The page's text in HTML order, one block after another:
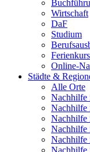
Wirtschaft
DaF
Studium
Online-
Städte &
Alle Orte
Nachhilfe
Nachhilfe
Nachhilfe
Nachhilfe
Nachhilfe
Nachhilfe